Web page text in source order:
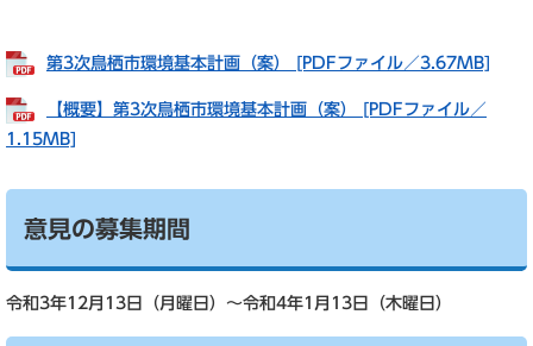
第3次鳥栖市環境基本計画（案） [PDFファイル／3.67MB]
【概要】第3次鳥栖市環境基本計画（案） [PDFファイル／
1.15MB]
意見の募集期間
令和3年12月13日（月曜日）～令和4年1月13日（木曜日）